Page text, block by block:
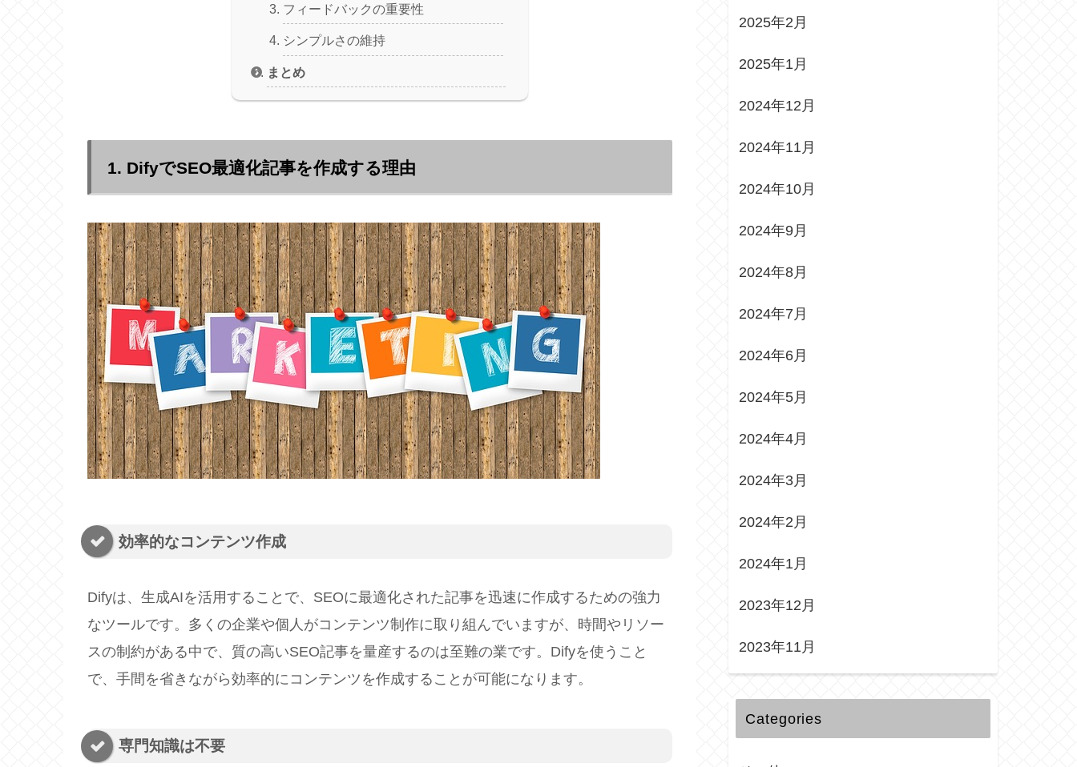
フィードバックの重要性
シンプルさの維持
まとめ
1. DifyでSEO最適化記事を作成する理由
効率的なコンテンツ作成
Difyは、生成AIを活用することで、SEOに最適化された記事を迅速に作成するための強力
なツールです。多くの企業や個人がコンテンツ制作に取り組んでいますが、時間やリソー
スの制約がある中で、質の高いSEO記事を量産するのは至難の業です。Difyを使うこと
で、手間を省きながら効率的にコンテンツを作成することが可能になります。
専門知識は不要
2025年2月
2025年1月
2024年12月
2024年11月
2024年10月
2024年9月
2024年8月
2024年7月
2024年6月
2024年5月
2024年4月
2024年3月
2024年2月
2024年1月
2023年12月
2023年11月
Categories